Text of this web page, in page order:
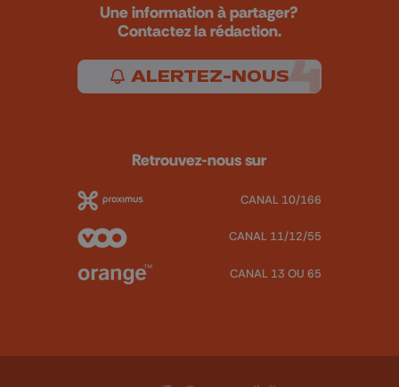
Une information à partager?
Contactez la rédaction.
ALERTEZ-NOUS
Retrouvez-nous sur
CANAL 10/166
CANAL 11/12/55
CANAL 13 OU 65